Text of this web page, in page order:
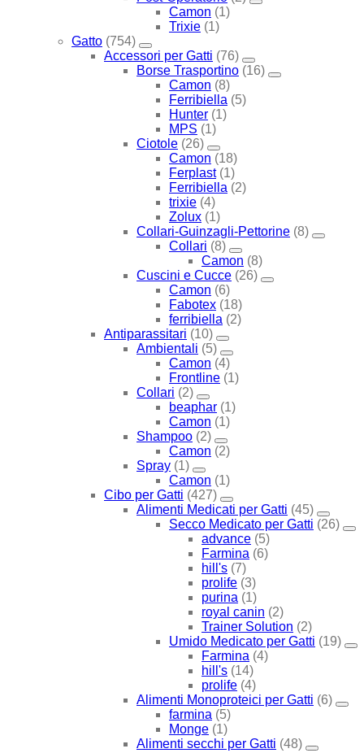
Camon (1)
Trixie (1)
Gatto (754)
Accessori per Gatti (76)
Borse Trasportino (16)
Camon (8)
Ferribiella (5)
Hunter (1)
MPS (1)
Ciotole (26)
Camon (18)
Ferplast (1)
Ferribiella (2)
trixie (4)
Zolux (1)
Collari-Guinzagli-Pettorine (8)
Collari (8)
Camon (8)
Cuscini e Cucce (26)
Camon (6)
Fabotex (18)
ferribiella (2)
Antiparassitari (10)
Ambientali (5)
Camon (4)
Frontline (1)
Collari (2)
beaphar (1)
Camon (1)
Shampoo (2)
Camon (2)
Spray (1)
Camon (1)
Cibo per Gatti (427)
Alimenti Medicati per Gatti (45)
Secco Medicato per Gatti (26)
advance (5)
Farmina (6)
hill's (7)
prolife (3)
purina (1)
royal canin (2)
Trainer Solution (2)
Umido Medicato per Gatti (19)
Farmina (4)
hill's (14)
prolife (4)
Alimenti Monoproteici per Gatti (6)
farmina (5)
Monge (1)
Alimenti secchi per Gatti (48)